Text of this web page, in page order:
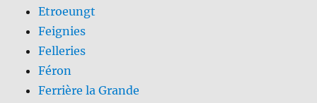
Etroeungt
Feignies
Felleries
Féron
Ferrière la Grande